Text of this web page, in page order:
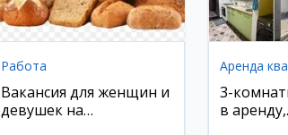
Работа
Вакансия для женщин и
девушек на
Аренда
3-
в аренду,